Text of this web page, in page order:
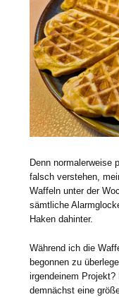
Denn normalerweise
falsch verstehen,
Waffeln unter der
sämtliche
Haken dahinter.
Während ich die
begonnen zu
irgendeinem
demnächst eine